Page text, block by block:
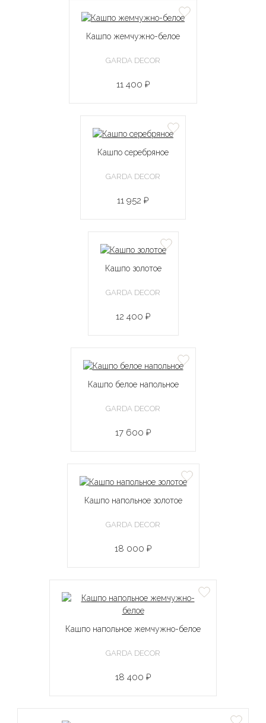
Кашпо жемчужно-белое
GARDA DECOR
11 400 ₽
Кашпо серебряное
GARDA DECOR
11 952 ₽
Кашпо золотое
GARDA DECOR
12 400 ₽
Кашпо белое напольное
GARDA DECOR
17 600 ₽
Кашпо напольное золотое
GARDA DECOR
18 000 ₽
Кашпо напольное жемчужно-белое
GARDA DECOR
18 400 ₽